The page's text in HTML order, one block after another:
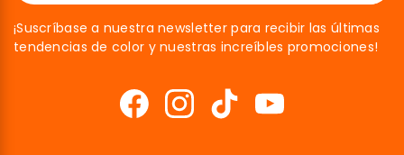
¡Suscríbase a nuestra newsletter para recibir las últimas
tendencias de color y nuestras increíbles promociones!